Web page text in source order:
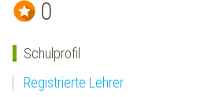
0
Schulprofil
Registrierte Lehrer